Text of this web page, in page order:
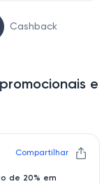
Cashback
e
Compartilhar
de 20% em